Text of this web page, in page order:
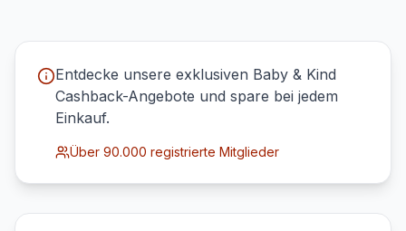
Entdecke unsere exklusiven Baby & Kind
Cashback-Angebote und spare bei jedem
Einkauf.
Über 90.000 registrierte Mitglieder